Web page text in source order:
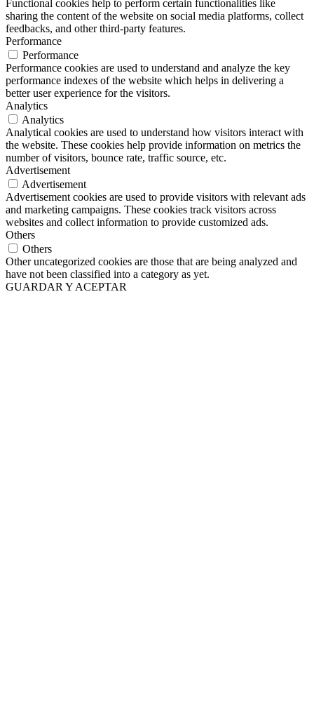
Functional cookies help to perform certain functionalities like
sharing the content of the website on social media platforms, collect
feedbacks, and other third-party features.
Performance
Performance
Performance cookies are used to understand and analyze the key
performance indexes of the website which helps in delivering a
better user experience for the visitors.
Analytics
Analytics
Analytical cookies are used to understand how visitors interact with
the website. These cookies help provide information on metrics the
number of visitors, bounce rate, traffic source, etc.
Advertisement
Advertisement
Advertisement cookies are used to provide visitors with relevant ads
and marketing campaigns. These cookies track visitors across
websites and collect information to provide customized ads.
Others
Others
Other uncategorized cookies are those that are being analyzed and
have not been classified into a category as yet.
GUARDAR Y ACEPTAR